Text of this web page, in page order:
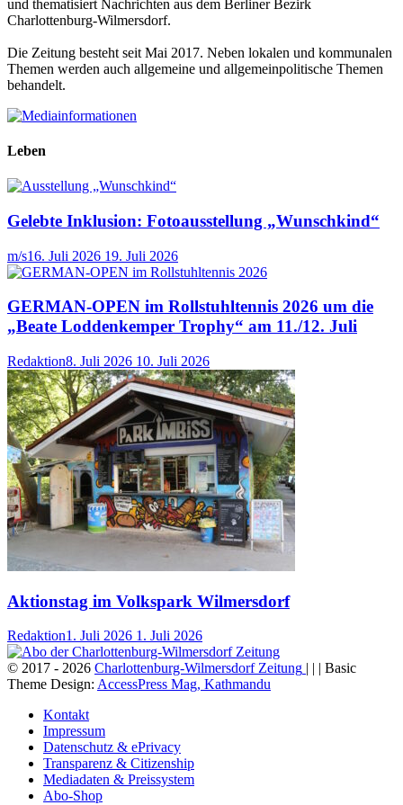
und thematisiert Nachrichten aus dem Berliner Bezirk
Charlottenburg-Wilmersdorf.
Die Zeitung besteht seit Mai 2017. Neben lokalen und kommunalen
Themen werden auch allgemeine und allgemeinpolitische Themen
behandelt.
Leben
Gelebte Inklusion: Fotoausstellung „Wunschkind“
m/s16. Juli 2026 19. Juli 2026
GERMAN-OPEN im Rollstuhltennis 2026 um die
„Beate Loddenkemper Trophy“ am 11./12. Juli
Redaktion8. Juli 2026 10. Juli 2026
Aktionstag im Volkspark Wilmersdorf
Redaktion1. Juli 2026 1. Juli 2026
© 2017 - 2026 Charlottenburg-Wilmersdorf Zeitung | | | Basic
Theme Design: AccessPress Mag, Kathmandu
Kontakt
Impressum
Datenschutz & ePrivacy
Transparenz & Citizenship
Mediadaten & Preissystem
Abo-Shop